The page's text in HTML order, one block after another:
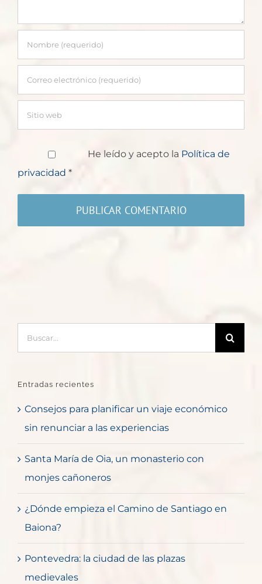
He leído y acepto la Política de
privacidad *
Entradas recientes
Consejos para planificar un viaje económico
sin renunciar a las experiencias
Santa María de Oia, un monasterio con
monjes cañoneros
¿Dónde empieza el Camino de Santiago en
Baiona?
Pontevedra: la ciudad de las plazas
medievales